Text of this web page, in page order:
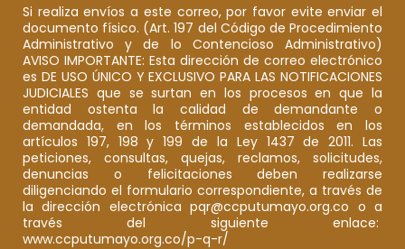
Si realiza envíos a este correo, por favor evite enviar el
documento físico. (Art. 197 del Código de Procedimiento
Administrativo y de lo Contencioso Administrativo)
AVISO IMPORTANTE: Esta dirección de correo electrónico
es DE USO ÚNICO Y EXCLUSIVO PARA LAS NOTIFICACIONES
JUDICIALES que se surtan en los procesos en que la
entidad ostenta la calidad de demandante o
demandada, en los términos establecidos en los
artículos 197, 198 y 199 de la Ley 1437 de 2011. Las
peticiones, consultas, quejas, reclamos, solicitudes,
denuncias o felicitaciones deben realizarse
diligenciando el formulario correspondiente, a través de
la dirección electrónica pqr@ccputumayo.org.co o a
través del siguiente enlace:
www.ccputumayo.org.co/p-q-r/